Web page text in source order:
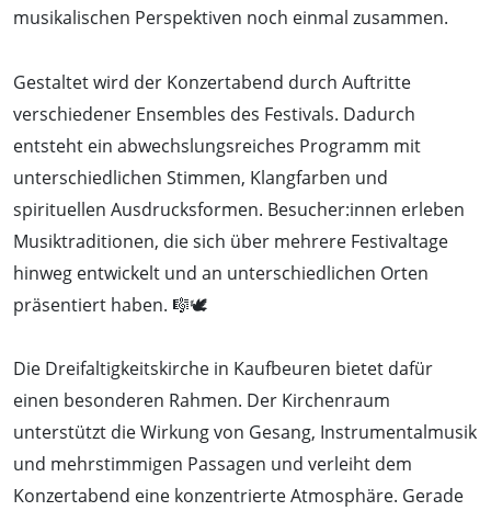
musikalischen Perspektiven noch einmal zusammen.
Gestaltet wird der Konzertabend durch Auftritte
verschiedener Ensembles des Festivals. Dadurch
entsteht ein abwechslungsreiches Programm mit
unterschiedlichen Stimmen, Klangfarben und
spirituellen Ausdrucksformen. Besucher:innen erleben
Musiktraditionen, die sich über mehrere Festivaltage
hinweg entwickelt und an unterschiedlichen Orten
präsentiert haben. 🎼🕊️
Die Dreifaltigkeitskirche in Kaufbeuren bietet dafür
einen besonderen Rahmen. Der Kirchenraum
unterstützt die Wirkung von Gesang, Instrumentalmusik
und mehrstimmigen Passagen und verleiht dem
Konzertabend eine konzentrierte Atmosphäre. Gerade